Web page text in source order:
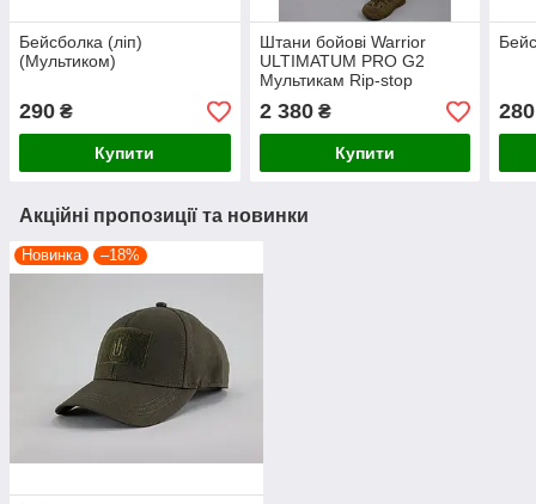
Бейсболка (ліп)
(Мультиком)
290 ₴
Купити
Штани бойові Warrior
ULTIMATUM PRO G2
Мультикам Rip-stop
2 380₴
Купити
280
Акційні пропозиції та новинки
Новинка –18%